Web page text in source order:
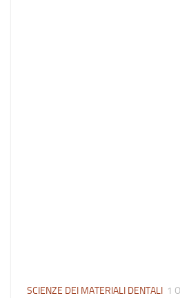
SCIENZE DEI MATERIALI DENTALI 1